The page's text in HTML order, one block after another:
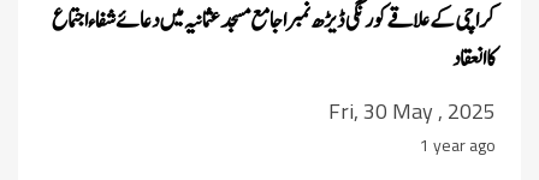
کراچی کے علاقے کورنگی ڈیڑھ نمبر اجامع مسجد عثمانیہ میں دعائے شفاء اجتماع
کا انعقاد
Fri, 30 May , 2025
1 year ago